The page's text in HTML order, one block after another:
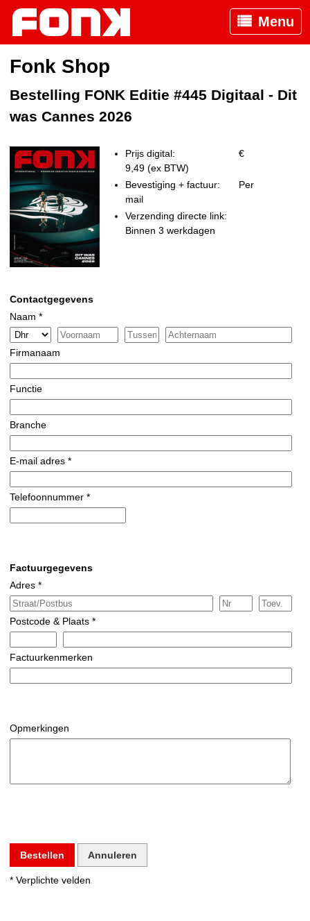
Menu
Fonk Shop
Bestelling FONK Editie #445 Digitaal - Dit
was Cannes 2026
Prijs digital:
€
9,49 (ex BTW)
Bevestiging + factuur:
Per
mail
Verzending directe link:
Binnen 3 werkdagen
Contactgegevens
Naam *
Firmanaam
Functie
Branche
E-mail adres *
Telefoonnummer *
Factuurgegevens
Adres *
Postcode & Plaats *
Factuurkenmerken
Opmerkingen
Bestellen Annuleren
* Verplichte velden